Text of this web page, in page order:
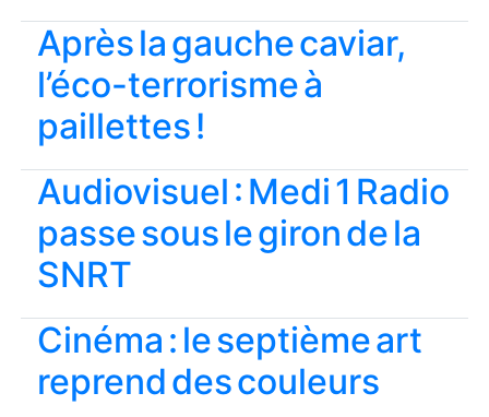
Après la gauche caviar,
l’éco-terrorisme à
paillettes !
Audiovisuel : Medi 1 Radio
passe sous le giron de la
SNRT
Cinéma : le septième art
reprend des couleurs